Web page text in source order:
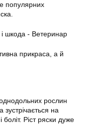
популярних
прикраса, а й
рослин
на
боліт. Ріст ряски дуже